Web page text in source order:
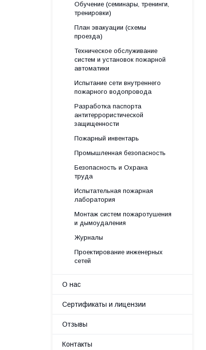
Обучение (семинары, тренинги,
тренировки)
План эвакуации (схемы
проезда)
Техническое обслуживание
систем и установок пожарной
автоматики
Испытание сети внутреннего
пожарного водопровода
Разработка паспорта
антитеррористической
защищенности
Пожарный инвентарь
Промышленная безопасность
Безопасность и Охрана
труда
Испытательная пожарная
лаборатория
Монтаж систем пожаротушения
и дымоудаления
Журналы
Проектирование инженерных
сетей
О нас
Сертификаты и лицензии
Отзывы
Контакты